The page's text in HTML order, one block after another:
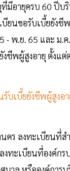
มีอายุครบ 60 ปีบ
บียนขอรับเบี้ยยังชี
- พ.ย. 65 และ ม.
งชีพผู้สูงอายุ ตั้งแ
รับเบี้ยยังชีพผู้สูงอ
คร ลงทะเบียนที่สํ
งทะเบียนที่องค์กร